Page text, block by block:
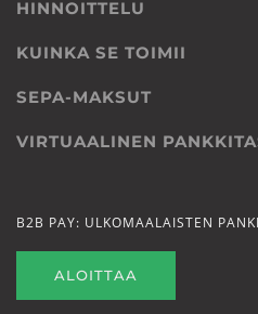
HINNOITTELU
KUINKA SE TOIMII
SEPA-MAKSUT
VIRTUAALINEN
B2B PAY: ULKOMAALAISTEN
ALOITTAA